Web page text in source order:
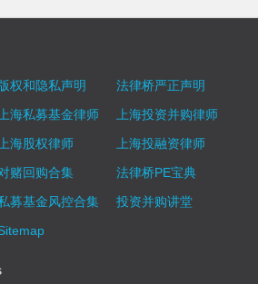
版权和隐私声明
法律桥严正声明
上海私募基金律师
上海投资并购律师
上海股权律师
上海投融资律师
赌回购合集
法律桥PE宝典
募基金风控合集
投资并购讲堂